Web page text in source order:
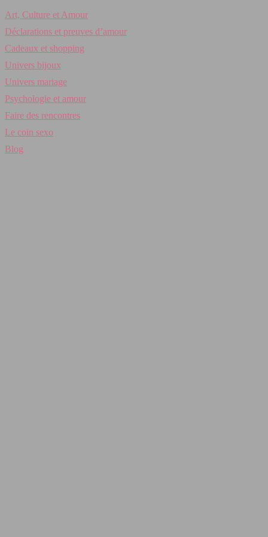
Art, Culture et Amour
Déclarations et preuves d’amour
Cadeaux et shopping
Univers bijoux
Univers mariage
Psychologie et amour
Faire des rencontres
Le coin sexo
Blog